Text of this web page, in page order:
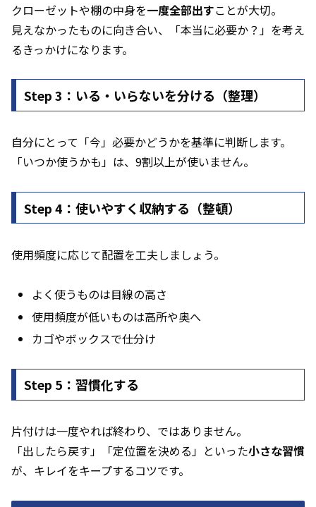
クローゼットや棚の中身を一度全部出すことが大切。
見えなかったものに向き合い、「本当に必要か？」を考え
るきっかけになります。
Step 3：いる・いらないを分ける（整理）
自分にとって「今」必要かどうかを基準に判断します。
「いつか使うかも」は、9割以上が使いません。
Step 4：使いやすく収納する（整頓）
使用頻度に応じて配置を工夫しましょう。
よく使うものは目線の高さ
使用頻度が低いものは高所や奥へ
カゴやボックスで仕分け
Step 5：習慣化する
片付けは一度やれば終わり、ではありません。
「出したら戻す」「定位置を決める」といった小さな習慣
が、キレイをキープするコツです。